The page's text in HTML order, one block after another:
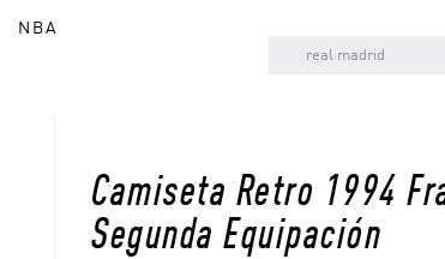
NBA
Camiseta Retro 1994
Segunda Equipación